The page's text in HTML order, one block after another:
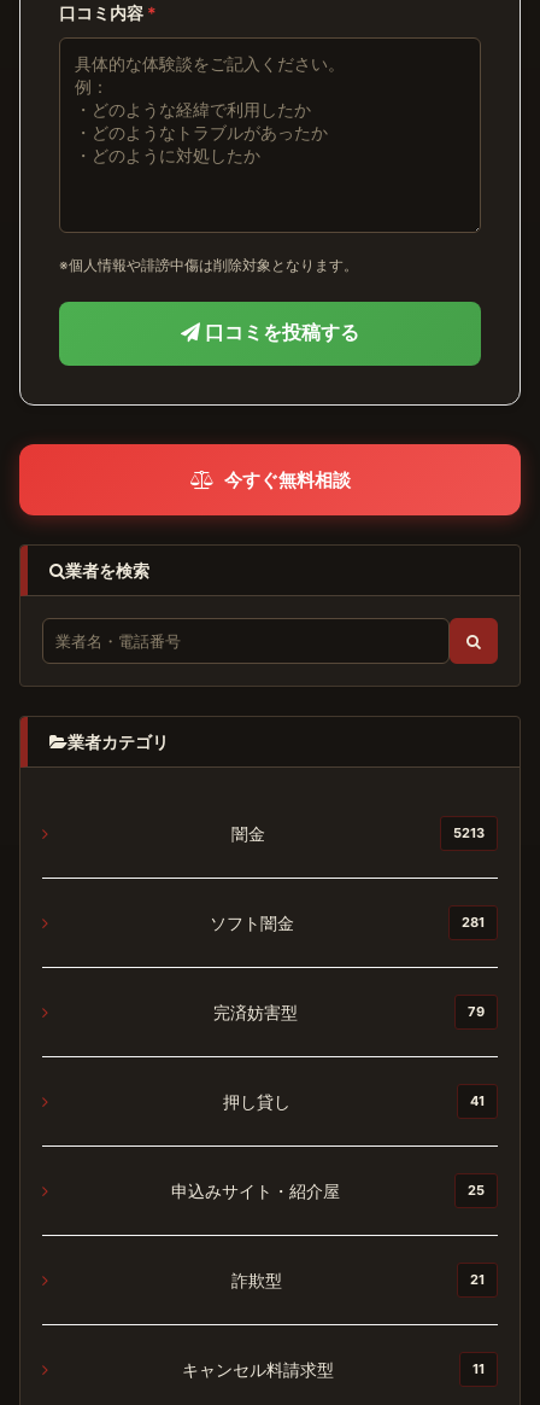
口コミ内容 *
※個人情報や誹謗中傷は削除対象となります。
口コミを投稿する
今すぐ無料相談
業者を検索
業者カテゴリ
闇金 5213
ソフト闇金 281
完済妨害型 79
押し貸し 41
申込みサイト・紹介屋 25
詐欺型 21
キャンセル料請求型 11